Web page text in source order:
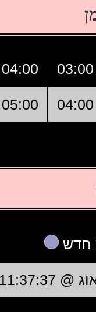
03:00
04:00
04:00
05:00
חדש